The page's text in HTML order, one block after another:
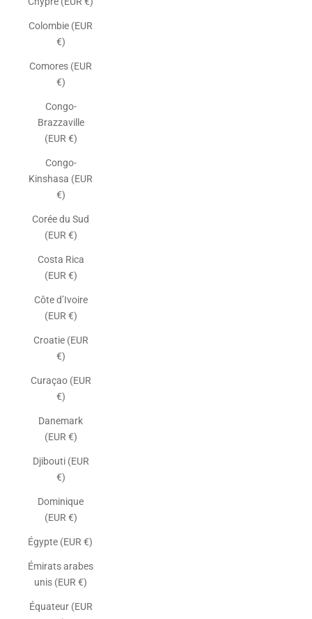
Colombie (EUR
€)
Comores (EUR
€)
Congo-
Brazzaville
(EUR €)
Congo-
Kinshasa (EUR
€)
Corée du Sud
(EUR €)
Costa Rica
(EUR €)
Côte d’Ivoire
(EUR €)
Croatie (EUR
€)
Curaçao (EUR
€)
Danemark
(EUR €)
Djibouti (EUR
€)
Dominique
(EUR €)
Égypte (EUR €)
Émirats arabes
unis (EUR €)
Équateur (EUR